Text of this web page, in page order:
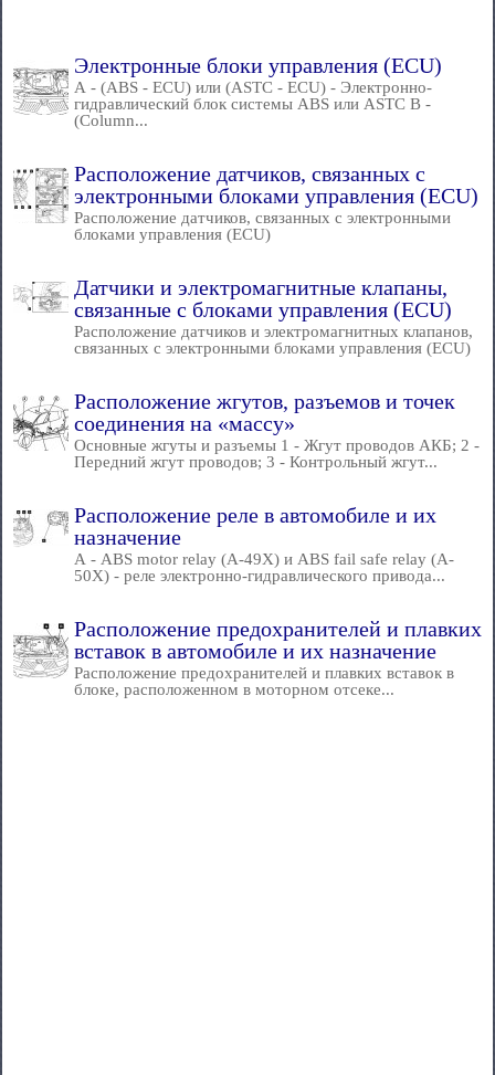
Электронные блоки управления (ECU)
А - (ABS - ECU) или (ASTC - ECU) - Электронно-
гидравлический блок системы ABS или ASTC В -
(Column...
Расположение датчиков, связанных с
электронными блоками управления (ECU)
Расположение датчиков, связанных с электронными
блоками управления (ECU)
Датчики и электромагнитные клапаны,
связанные с блоками управления (ECU)
Расположение датчиков и электромагнитных клапанов,
связанных с электронными блоками управления (ECU)
Расположение жгутов, разъемов и точек
соединения на «массу»
Основные жгуты и разъемы 1 - Жгут проводов АКБ; 2 -
Передний жгут проводов; 3 - Контрольный жгут...
Расположение реле в автомобиле и их
назначение
А - ABS motor relay (А-49Х) и ABS fail safe relay (A-
50X) - реле электронно-гидравлического привода...
Расположение предохранителей и плавких
вставок в автомобиле и их назначение
Расположение предохранителей и плавких вставок в
блоке, расположенном в моторном отсеке...